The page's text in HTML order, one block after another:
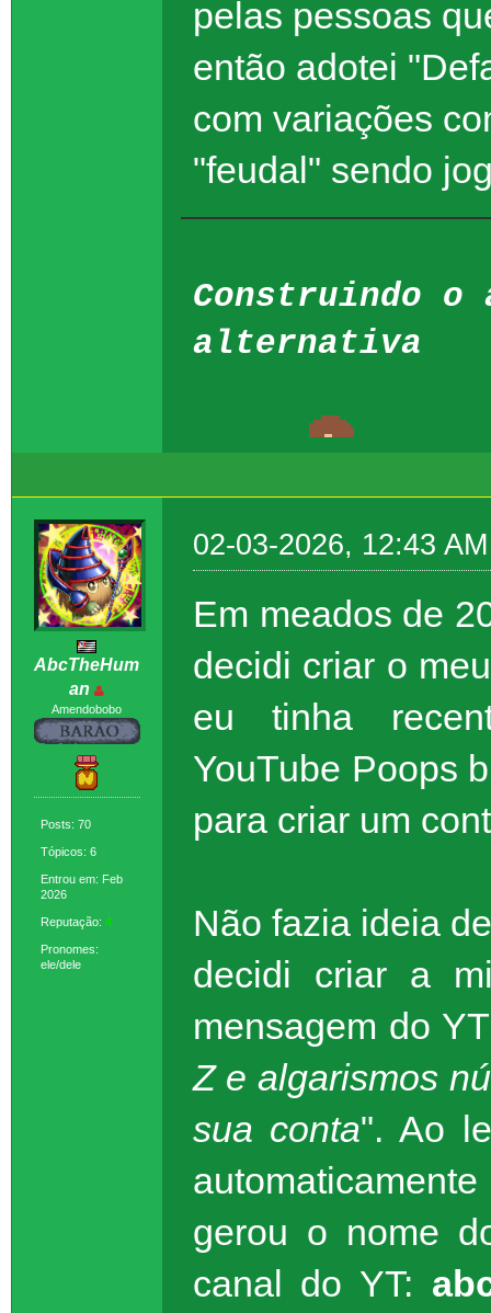
pelas pessoas
então adotei
com variações
"feudal" sendo
Construindo o
alternativa
AbcTheHum
an
Amendobobo
Posts: 70
Tópicos: 6
Entrou em: Feb
2026
Reputação: 4
Pronomes:
ele/dele
02-03-2026, 12:43 AM
Em meados de
decidi criar o
eu tinha
YouTube Poops
para criar um
Não fazia ideia
decidi criar a
mensagem do
Z e algarismos
sua conta". Ao
gerou o nome
canal do YT: